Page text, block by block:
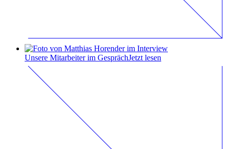
Unsere Mitarbeiter im GesprächJetzt lesen